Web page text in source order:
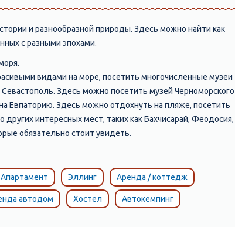
и разнообразной природы. Здесь можно найти как
с разными эпохами.
видами на море, посетить многочисленные музеи
Здесь можно посетить музей Черноморского
Евпаторию. Здесь можно отдохнуть на пляже, посетить
интересных мест, таких как Бахчисарай, Феодосия,
обязательно стоит увидеть.
Апартамент Эллинг Аренда / коттедж
автодом Хостел Автокемпинг